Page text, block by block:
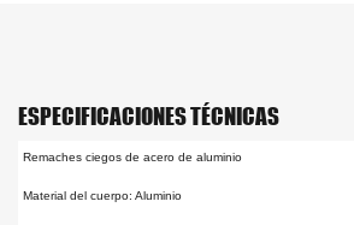
ESPECIFICACIONES TÉCNICAS
Remaches ciegos de acero de aluminio
Material del cuerpo: Aluminio